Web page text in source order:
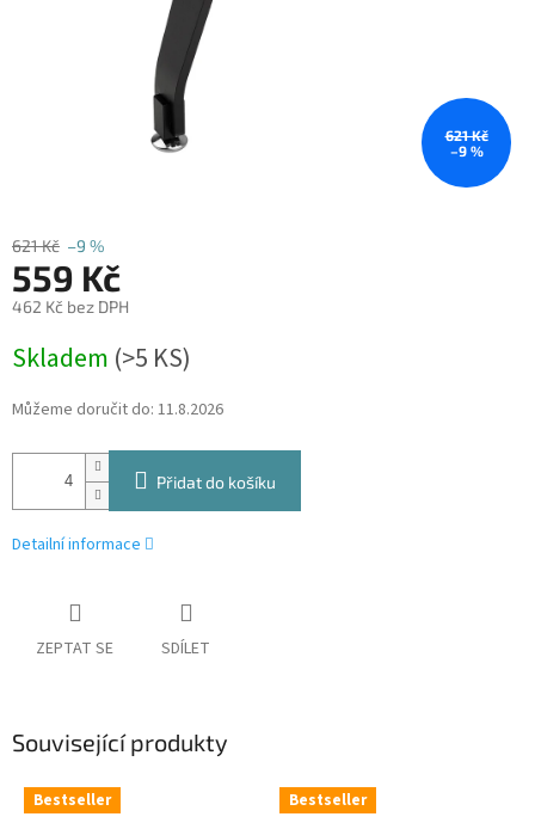
621 Kč
–9 %
621 Kč –9 %
559 Kč
462 Kč bez DPH
cena:
Skladem (>5 KS)
Můžeme doručit do: 11.8.2026
Přidat do košíku
Detailní informace
ZEPTAT SE SDÍLET
Související produkty
Bestseller Bestseller